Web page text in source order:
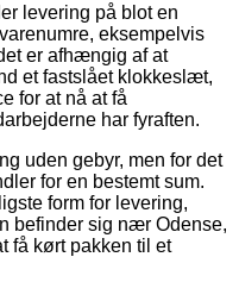
levering på blot en
eksempelvis
er afhængig af at
et fastslået klokkeslæt,
for at nå at få
har fyraften.
uden gebyr, men for det
for en bestemt sum.
form for levering,
befinder sig nær Odense,
få kørt pakken til et